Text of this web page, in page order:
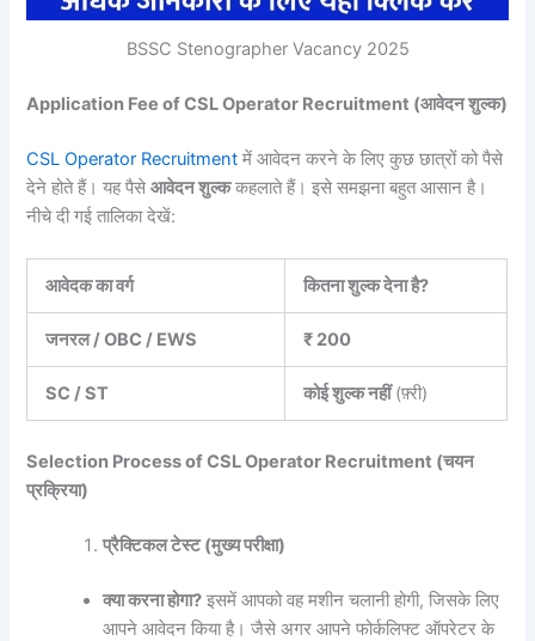
BSSC Stenographer Vacancy 2025
Application Fee of CSL Operator Recruitment (आवेदन शुल्क)
CSL Operator Recruitment में आवेदन करने के लिए कुछ छात्रों को पैसे
देने होते हैं। यह पैसेआवेदन शुल्ककहलाते हैं। इसे समझना बहुत आसान है।
नीचे दी गई तालिका देखें:
आवेदक का वर्ग कितना शुल्क देना है?
जनरल / OBC / EWS ₹ 200
SC / ST कोई शुल्क नहीं(फ़्री)
Selection Process of CSL Operator Recruitment (चयन
प्रक्रिया)
प्रैक्टिकल टेस्ट (मुख्य परीक्षा)
क्या करना होगा? इसमें आपको वह मशीन चलानी होगी, जिसके लिए
आपने आवेदन किया है। जैसे अगर आपने फोर्कलिफ्ट ऑपरेटर के